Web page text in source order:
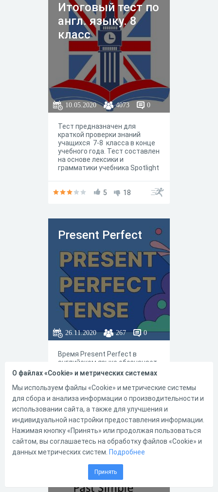
Итоговый тест по
англ. языку. 8
класс
10.05.2020 4073 0
Тест предназначен для
краткой проверки знаний
учащихся 7-8 класса в конце
учебного года. Тест составлен
на основе лексики и
грамматики учебника Spotlight
5 18
Present Perfect
26.11.2020 267 0
Время Present Perfect в
английском языке обозначает
связь между прошлым и
текущим моментом и
отражает совершенное
действие в настоящем.
Поскольку в русской
грамматике таких ухищрений
нет, Present Perfect in English
нередко ставит в тупик даже
продвинутых учеников.
Освежить знания и проверить
навыки образования этой
этот быстрый онлайн-тест.
1 0
Present Perfect -
Past Simple
О файлах «Cookie» и метрических системах
Мы используем файлы «Cookie» и метрические системы
для сбора и анализа информации о производительности и
использовании сайта, а также для улучшения и
индивидуальной настройки предоставления информации.
Нажимая кнопку «Принять» или продолжая пользоваться
сайтом, вы соглашаетесь на обработку файлов «Cookie» и
данных метрических систем. Подробнее
Принять